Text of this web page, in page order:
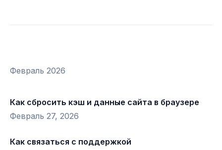
Февраль 2026
Как сбросить кэш и данные сайта в браузере
Февраль 27, 2026
Как связаться с поддержкой